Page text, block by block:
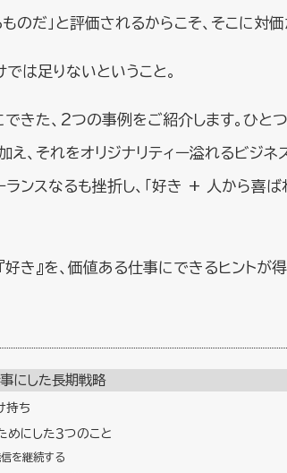
のだ」と評価されるからこそ、そこに対価
は足りないということ。
きた、2つの事例をご紹介します。ひとつ
え、それをオリジナリティー溢れるビジネ
ランスなるも挫折し、「好き + 人から喜
き』を、価値ある仕事にできるヒントが得
にした長期戦略
持ち
めにした３つのこと
を継続する